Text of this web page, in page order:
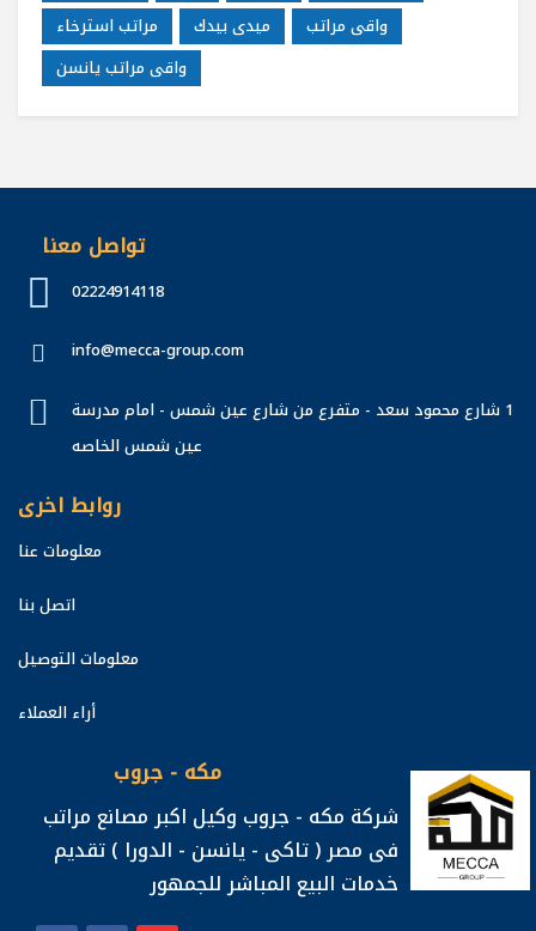
مراتب استرخاء
ميدى بيدك
واقى مراتب
واقى مراتب يانسن
تواصل معنا
02224914118
info@mecca-group.com
1 شارع محمود سعد - متفرع من شارع عين شمس - امام مدرسة
عين شمس الخاصه
روابط اخرى
معلومات عنا
اتصل بنا
معلومات التوصيل
أراء العملاء
مكه - جروب
شركة مكه - جروب وكيل اكبر مصانع مراتب
فى مصر ( تاكى - يانسن - الدورا ) تقديم
خدمات البيع المباشر للجمهور